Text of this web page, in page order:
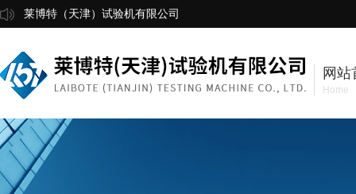
莱博特（天津）试验机有限公司
网站
Home